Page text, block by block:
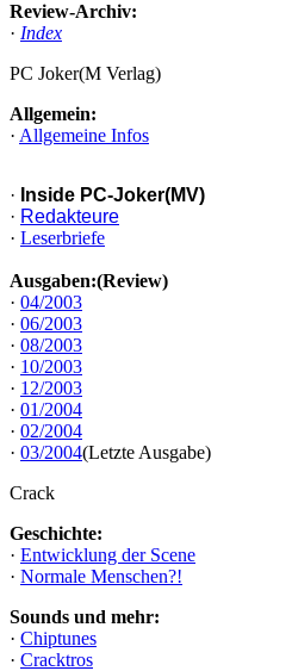
Review-Archiv:
· Index
PC Joker(M Verlag)
Allgemein:
· Allgemeine Infos
· Inside PC-Joker(MV)
· Redakteure
· Leserbriefe
Ausgaben:(Review)
· 04/2003
· 06/2003
· 08/2003
· 10/2003
· 12/2003
· 01/2004
· 02/2004
· 03/2004(Letzte Ausgabe)
Crack
Geschichte:
· Entwicklung der Scene
· Normale Menschen?!
Sounds und mehr:
· Chiptunes
· Cracktros